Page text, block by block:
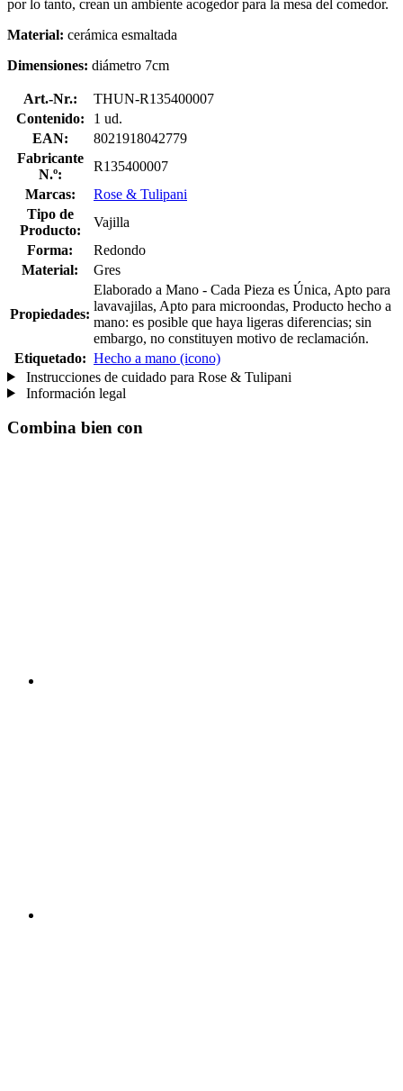
por lo tanto, crean un ambiente acogedor para la mesa del comedor.
Material: cerámica esmaltada
Dimensiones: diámetro 7cm
Art.-Nr.:
THUN-R135400007
Contenido:
1 ud.
EAN:
8021918042779
Fabricante
N.º:
R135400007
Marcas:
Rose & Tulipani
Tipo de
Producto:
Vajilla
Forma:
Redondo
Material:
Gres
Propiedades:
Elaborado a Mano - Cada Pieza es Única, Apto para
lavavajilas, Apto para microondas, Producto hecho a
mano: es posible que haya ligeras diferencias; sin
embargo, no constituyen motivo de reclamación.
Etiquetado: Hecho a mano (icono)
Instrucciones de cuidado para Rose & Tulipani
Información legal
Combina bien con